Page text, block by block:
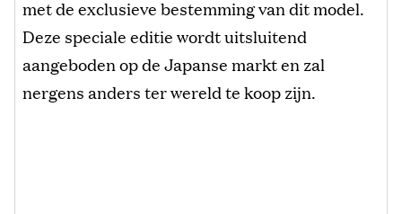
met de exclusieve bestemming van dit model.
Deze speciale editie wordt uitsluitend
aangeboden op de Japanse markt en zal
nergens anders ter wereld te koop zijn.